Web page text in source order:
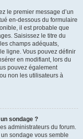
le premier message d’un
en-dessous du formulaire
il est probable que
Saisissez le titre du
champs adéquats,
ligne. Vous pouvez définir
en modifiant, lors du
pouvez également
non les utilisateurs à
sondage ?
administrateurs du forum.
sondage vous semble